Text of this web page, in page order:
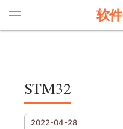
软
STM32
2022-04-28